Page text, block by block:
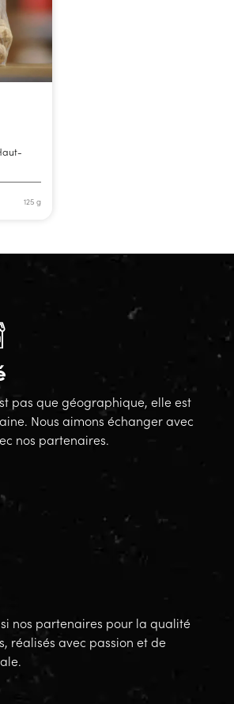
125 g
pas que géographique, elle est
Nous aimons échanger avec
nos partenaires.
nos partenaires pour la qualité
réalisés avec passion et de